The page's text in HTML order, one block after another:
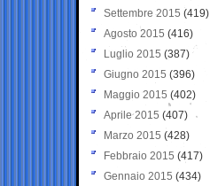
Settembre 2015 (419)
Agosto 2015 (416)
Luglio 2015 (387)
Giugno 2015 (396)
Maggio 2015 (402)
Aprile 2015 (407)
Marzo 2015 (428)
Febbraio 2015 (417)
Gennaio 2015 (434)